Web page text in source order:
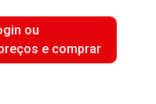
ou
e comprar